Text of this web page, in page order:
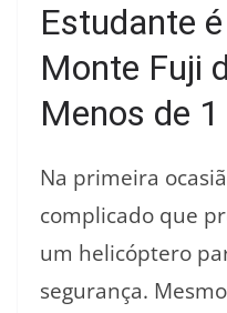
Estudante
Monte Fuji
Menos de
Na primeira
complicado que
um helicóptero
segurança.